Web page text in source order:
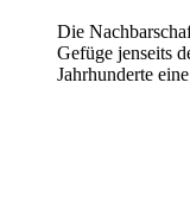
Die
Gefüge jenseits
Jahrhunderte